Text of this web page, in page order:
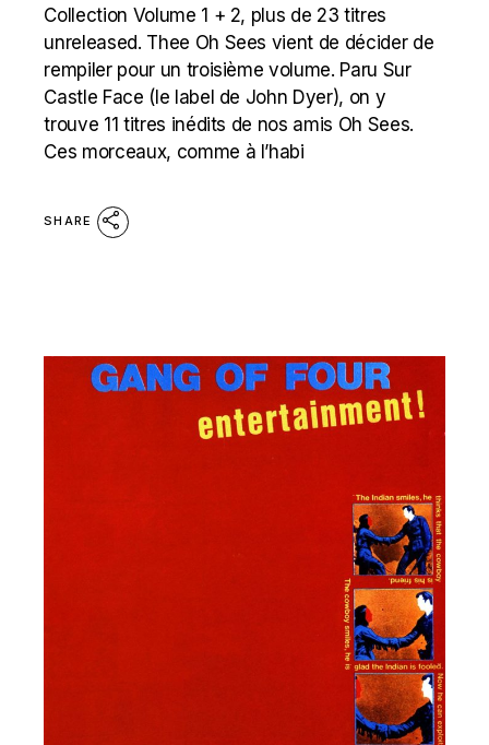
Collection Volume 1 + 2, plus de 23 titres
unreleased. Thee Oh Sees vient de décider de
rempiler pour un troisième volume. Paru Sur
Castle Face (le label de John Dyer), on y
trouve 11 titres inédits de nos amis Oh Sees.
Ces morceaux, comme à l’habi
SHARE